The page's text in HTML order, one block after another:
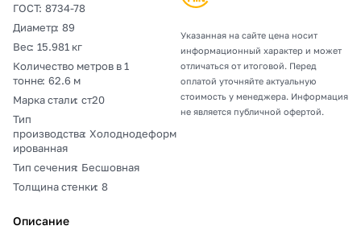
ГОСТ: 8734-78
Диаметр: 89
Вес: 15.981 кг
Количество метров в 1
тонне: 62.6 м
Марка стали: ст20
Тип
производства: Холоднодеформ
ированная
Тип сечения: Бесшовная
Толщина стенки: 8
Описание
Указанная на сайте цена носит
информационный характер и может
отличаться от итоговой. Перед
оплатой уточняйте актуальную
стоимость у менеджера. Информация
не является публичной офертой.